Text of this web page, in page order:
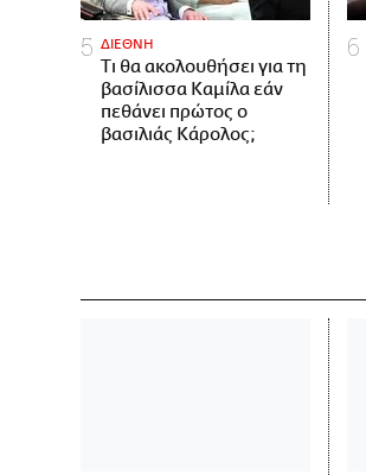
ΔΙΕΘΝΗ
Τι θα ακολουθήσει για τη
βασίλισσα Καμίλα εάν
πεθάνει πρώτος ο
βασιλιάς Κάρολος;